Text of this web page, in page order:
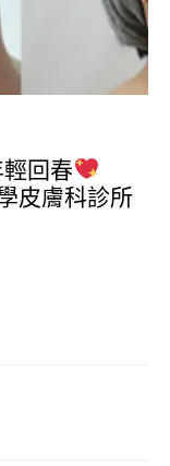
回春
皮膚科診所